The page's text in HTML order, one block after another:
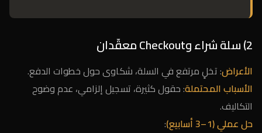
2) سلة شراء وCheckout معقّدان
الأعراض: تخلٍ مرتفع في السلة، شكاوى حول خطوات الدفع.
الأسباب المحتملة: حقول كثيرة، تسجيل إلزامي، عدم وضوح
التكاليف.
حل عملي (1–3 أسابيع)
: